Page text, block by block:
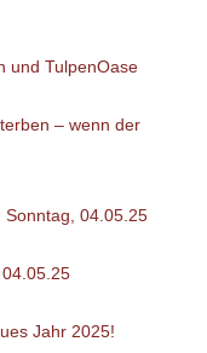
und TulpenOase
– wenn der
Sonntag, 04.05.25
Jahr 2025!